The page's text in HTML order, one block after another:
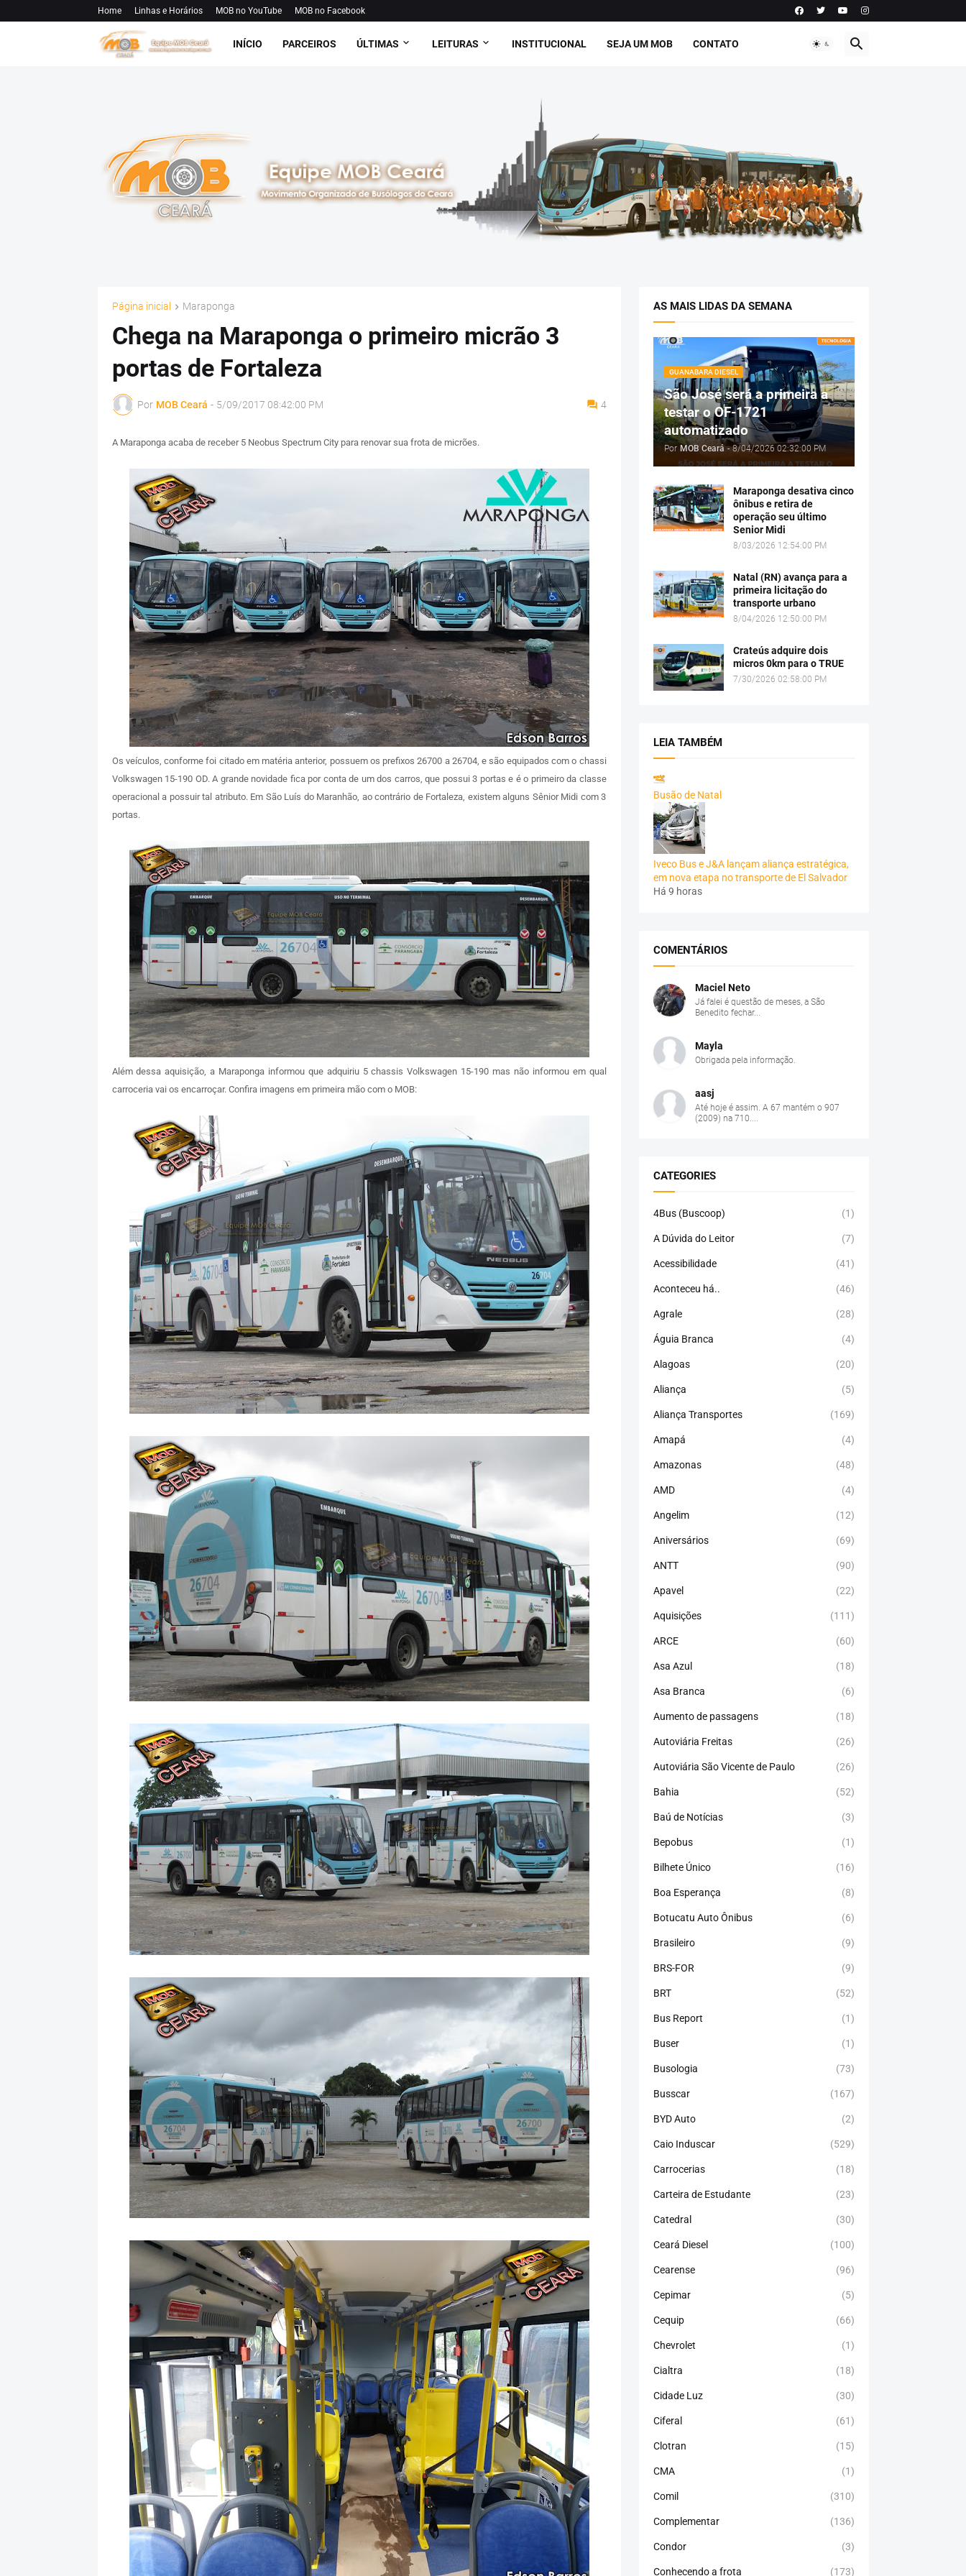
Home Linhas e Horários MOB no YouTube MOB no Facebook
INÍCIO PARCEIROS ÚLTIMAS LEITURAS INSTITUCIONAL SEJA UM MOB CONTATO
Página inicial Maraponga
Chega na Maraponga o primeiro micrão 3
portas de Fortaleza
Por MOB Ceará - 5/09/2017 08:42:00 PM 4
A Maraponga acaba de receber 5 Neobus Spectrum City para renovar sua frota de micrões.
Os veículos, conforme foi citado em matéria anterior, possuem os prefixos 26700 a 26704, e são equipados com o chassi
Volkswagen 15-190 OD. A grande novidade fica por conta de um dos carros, que possui 3 portas e é o primeiro da classe
operacional a possuir tal atributo. Em São Luís do Maranhão, ao contrário de Fortaleza, existem alguns Sênior Midi com 3
portas.
Além dessa aquisição, a Maraponga informou que adquiriu 5 chassis Volkswagen 15-190 mas não informou em qual
carroceria vai os encarroçar. Confira imagens em primeira mão com o MOB:
AS MAIS LIDAS DA SEMANA
GUANABARA DIESEL
São José será a primeira a
testar o OF-1721
automatizado
Por MOB Ceará - 8/04/2026 02:32:00 PM
Maraponga desativa cinco
ônibus e retira de
operação seu último
Senior Midi
8/03/2026 12:54:00 PM
Natal (RN) avança para a
primeira licitação do
transporte urbano
8/04/2026 12:50:00 PM
Crateús adquire dois
micros 0km para o TRUE
7/30/2026 02:58:00 PM
LEIA TAMBÉM
Busão de Natal
Iveco Bus e J&A lançam aliança estratégica,
em nova etapa no transporte de El Salvador
Há 9 horas
COMENTÁRIOS
Maciel Neto
Já falei é questão de meses, a São
Benedito fechar...
Mayla
Obrigada pela informação.
aasj
Até hoje é assim. A 67 mantém o 907
(2009) na 710....
CATEGORIES
4Bus (Buscoop) (1)
A Dúvida do Leitor (7)
Acessibilidade (41)
Aconteceu há.. (46)
Agrale (28)
Águia Branca (4)
Alagoas (20)
Aliança (5)
Aliança Transportes (169)
Amapá (4)
Amazonas (48)
AMD (4)
Angelim (12)
Aniversários (69)
ANTT (90)
Apavel (22)
Aquisições (111)
ARCE (60)
Asa Azul (18)
Asa Branca (6)
Aumento de passagens (18)
Autoviária Freitas (26)
Autoviária São Vicente de Paulo (26)
Bahia (52)
Baú de Notícias (3)
Bepobus (1)
Bilhete Único (16)
Boa Esperança (8)
Botucatu Auto Ônibus (6)
Brasileiro (9)
BRS-FOR (9)
BRT (52)
Bus Report (1)
Buser (1)
Busologia (73)
Busscar (167)
BYD Auto (2)
Caio Induscar (529)
Carrocerias (18)
Carteira de Estudante (23)
Catedral (30)
Ceará Diesel (100)
Cearense (96)
Cepimar (5)
Cequip (66)
Chevrolet (1)
Cialtra (18)
Cidade Luz (30)
Ciferal (61)
Clotran (15)
CMA (1)
Comil (310)
Complementar (136)
Condor (3)
Conhecendo a frota (173)